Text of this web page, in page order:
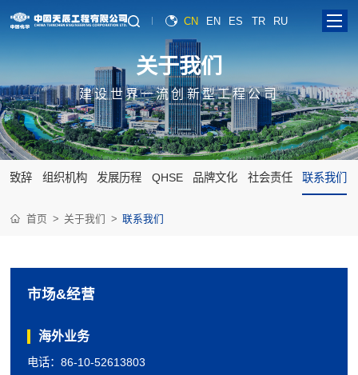
CN EN ES TR RU
关于我们
建设世界一流创新型工程公司
致辞 组织机构 发展历程 QHSE 品牌文化 社会责任 联系我们
首页 关于我们 联系我们
市场&经营
海外业务
电话：86-10-52613803